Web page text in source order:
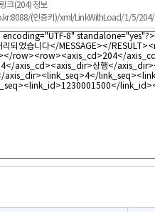
크(204) 정보
(인증키)/xml/LinkWithLoad/1/5/204/